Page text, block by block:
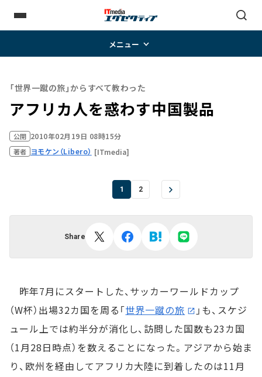
メニュー
「世界一蹴の旅」からすべて教わった
アフリカ人を惑わす中国製品
公開 2010年02月19日 08時15分
著者 ヨモケン（Libero） [ITmedia]
1 2
Share
昨年7月にスタートした、サッカーワールドカップ
（W杯）出場32カ国を周る「世界一蹴の旅
」も、スケジ
ュール上では約半分が消化し、訪問した国数も23カ国
（1月28日時点）を数えることになった。アジアから始ま
り、欧州を経由してアフリカ大陸に到着したのは11月